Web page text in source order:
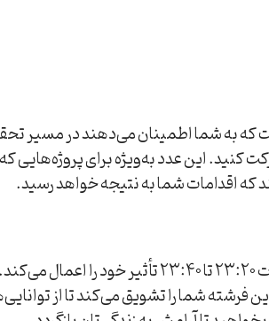
است که به شما اطمینان می‌دهند در
کنید. این عدد به‌ویژه برای
، بین ساعات 23:20 تا 23:40
فرشته شما را تشویق می‌کند تا از